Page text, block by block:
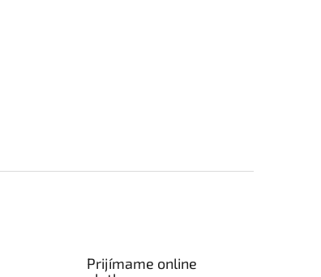
Prijímame online